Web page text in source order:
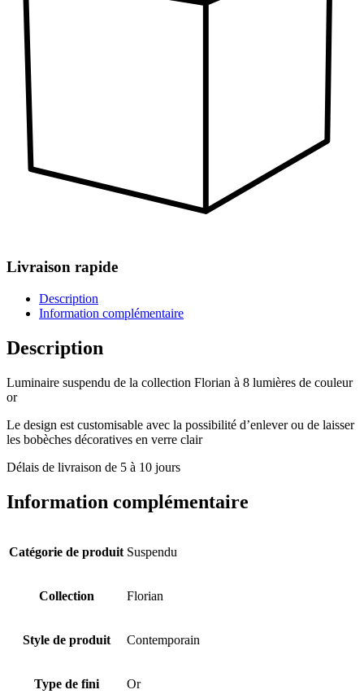
Livraison rapide
Description
Information complémentaire
Description
Luminaire suspendu de la collection Florian à 8 lumières de couleur
or
Le design est customisable avec la possibilité d’enlever ou de laisser
les bobèches décoratives en verre clair
Délais de livraison de 5 à 10 jours
Information complémentaire
Catégorie de produit Suspendu
Collection Florian
Style de produit Contemporain
Type de fini Or